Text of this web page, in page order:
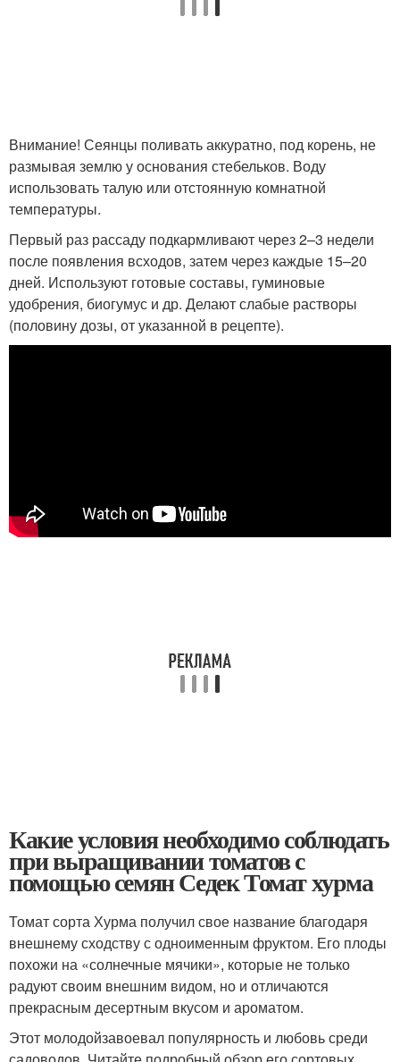
Внимание! Сеянцы поливать аккуратно, под корень, не
размывая землю у основания стебельков. Воду
использовать талую или отстоянную комнатной
температуры.
Первый раз рассаду подкармливают через 2–3 недели
после появления всходов, затем через каждые 15–20
дней. Используют готовые составы, гуминовые
удобрения, биогумус и др. Делают слабые растворы
(половину дозы, от указанной в рецепте).
Какие условия необходимо соблюдать
при выращивании томатов с
помощью семян Седек Томат хурма
Томат сорта Хурма получил свое название благодаря
внешнему сходству с одноименным фруктом. Его плоды
похожи на «солнечные мячики», которые не только
радуют своим внешним видом, но и отличаются
прекрасным десертным вкусом и ароматом.
Этот молодойзавоевал популярность и любовь среди